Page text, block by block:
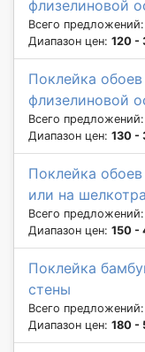
флизелиновой
Всего предложений:
Диапазон цен: 120 -
Поклейка
флизелиновой
Всего предложений:
Диапазон цен: 130 -
Поклейка
или на
Всего предложений:
Диапазон цен: 150 -
Поклейка
стены
Всего предложений:
Диапазон цен: 180 -